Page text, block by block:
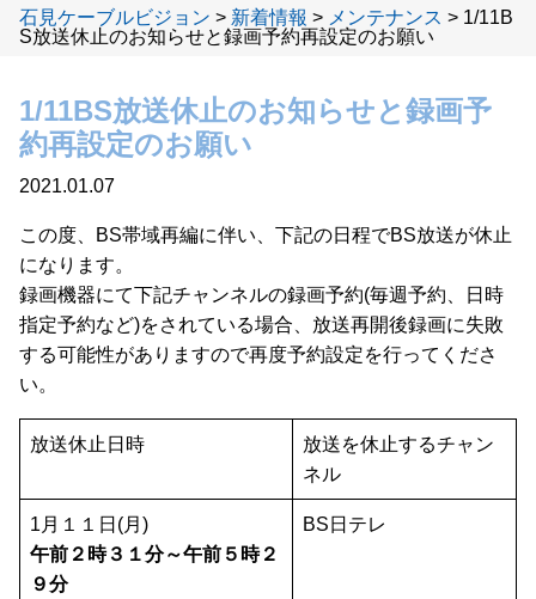
石見ケーブルビジョン > 新着情報 > メンテナンス > 1/11B
S放送休止のお知らせと録画予約再設定のお願い
1/11BS放送休止のお知らせと録画予
約再設定のお願い
2021.01.07
この度、BS帯域再編に伴い、下記の日程でBS放送が休止
になります。
録画機器にて下記チャンネルの録画予約(毎週予約、日時
指定予約など)をされている場合、放送再開後録画に失敗
する可能性がありますので再度予約設定を行ってくださ
い。
放送休止日時
放送を休止するチャン
ネル
1月１１日(月)
午前２時３１分～午前５時２
９分
BS日テレ